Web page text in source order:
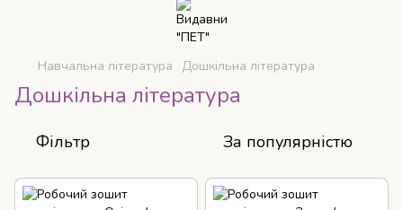
Навчальна література Дошкільна література
Дошкільна література
Фільтр За популярністю